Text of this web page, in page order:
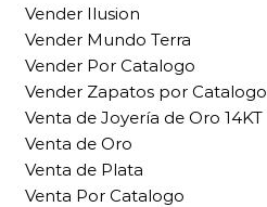
Vender Ilusion
Vender Mundo Terra
Vender Por Catalogo
Vender Zapatos por Catalogo
Venta de Joyería de Oro 14KT
Venta de Oro
Venta de Plata
Venta Por Catalogo